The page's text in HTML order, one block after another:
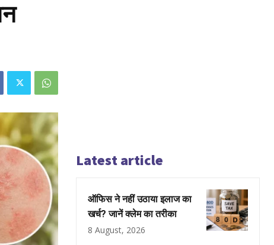
Latest article
ऑफिस ने नहीं उठाया इलाज का
खर्च? जानें क्लेम का तरीका
8 August, 2026